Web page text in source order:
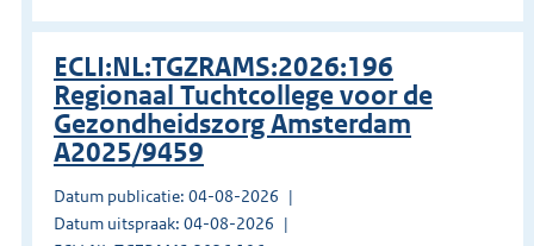
ECLI:NL:TGZRAMS:2026:196
Regionaal Tuchtcollege voor de
Gezondheidszorg Amsterdam
A2025/9459
Datum publicatie: 04-08-2026
Datum uitspraak: 04-08-2026